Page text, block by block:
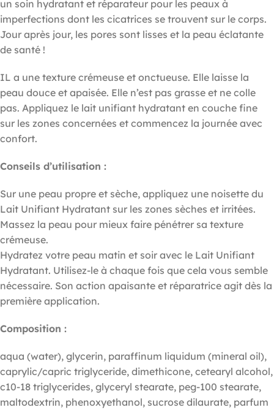
un soin hydratant et réparateur pour les peaux à
imperfections dont les cicatrices se trouvent sur le corps.
Jour après jour, les pores sont lisses et la peau éclatante
de santé !
IL a une texture crémeuse et onctueuse. Elle laisse la
peau douce et apaisée. Elle n’est pas grasse et ne colle
pas. Appliquez le lait unifiant hydratant en couche fine
sur les zones concernées et commencez la journée avec
confort.
Conseils d’utilisation :
Sur une peau propre et sèche, appliquez une noisette du
Lait Unifiant Hydratant sur les zones sèches et irritées.
Massez la peau pour mieux faire pénétrer sa texture
crémeuse.
Hydratez votre peau matin et soir avec le Lait Unifiant
Hydratant. Utilisez-le à chaque fois que cela vous semble
nécessaire. Son action apaisante et réparatrice agit dès la
première application.
Composition :
aqua (water), glycerin, paraffinum liquidum (mineral oil),
caprylic/capric triglyceride, dimethicone, cetearyl alcohol,
c10-18 triglycerides, glyceryl stearate, peg-100 stearate,
maltodextrin, phenoxyethanol, sucrose dilaurate, parfum